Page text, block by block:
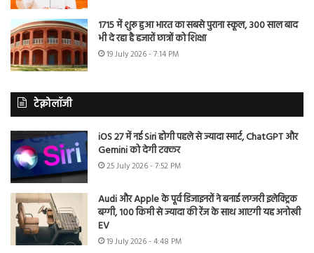
1715 में शुरू हुआ भारत का सबसे पुराना स्कूल, 300 साल बाद
भी दे रहा है हजारों छात्रों को शिक्षा
19 July 2026 - 7:14 PM
टेक्नोलॉजी
iOS 27 में नई Siri होगी पहले से ज्यादा स्मार्ट, ChatGPT और
Gemini को देगी टक्कर
25 July 2026 - 7:52 PM
Audi और Apple के पूर्व डिजाइनरों ने बनाई लग्जरी इलेक्ट्रिक
बग्गी, 100 किमी से ज्यादा की रेंज के साथ आएगी यह अनोखी
EV
19 July 2026 - 4:48 PM